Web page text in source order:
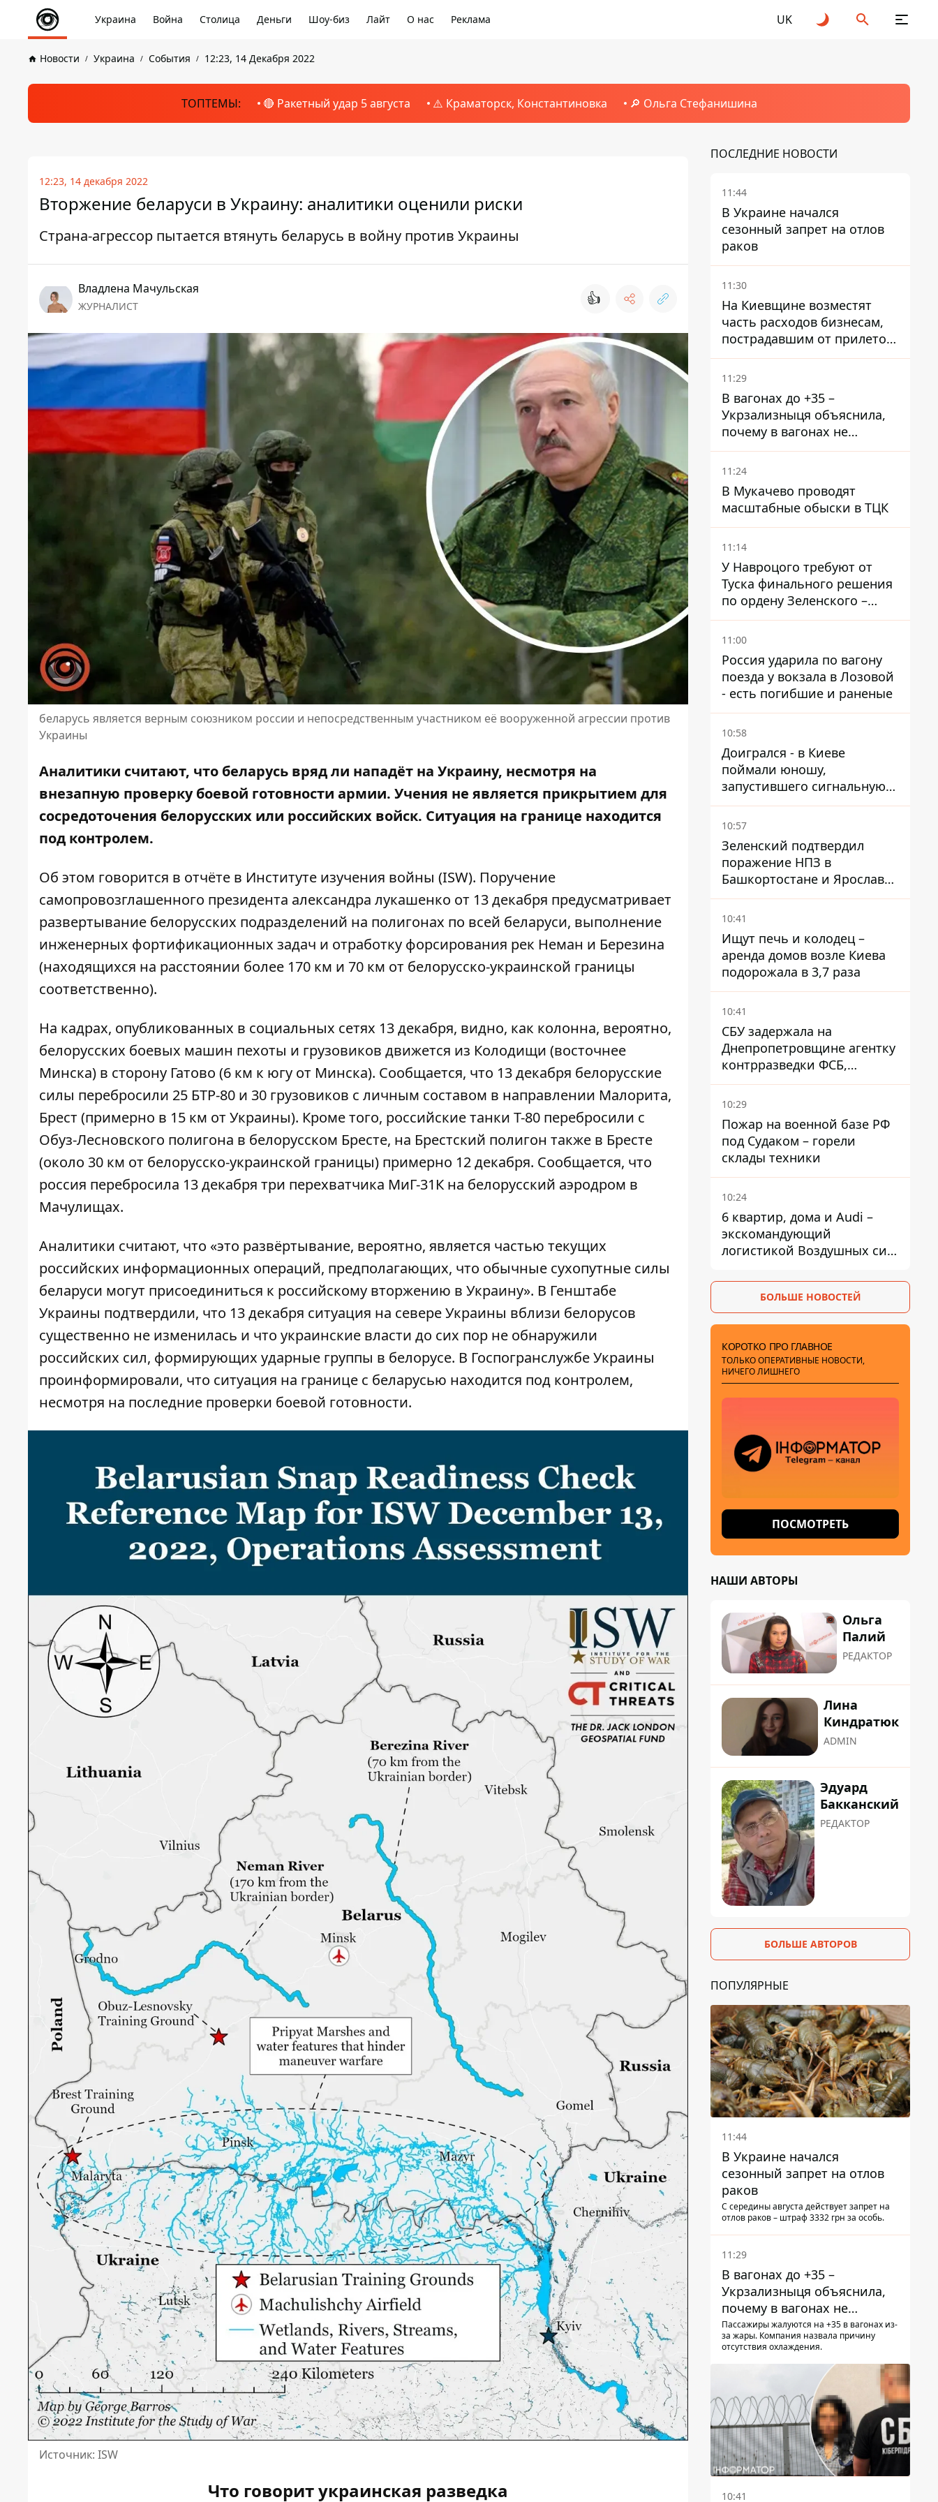
Украина Война Столица Деньги Шоу-биз Лайт О нас Реклама UK
Новости Украина События 12:23, 14 Декабря 2022
ТОПТЕМЫ: 🔴 Ракетный удар 5 августа ⚠️ Краматорск, Константиновка 🔎 Ольга Стефанишина
12:23, 14 декабря 2022
Вторжение беларуси в Украину: аналитики оценили риски
Страна-агрессор пытается втянуть беларусь в войну против Украины
Владлена Мачульская
ЖУРНАЛИСТ 👍
беларусь является верным союзником россии и непосредственным участником её вооруженной агрессии против
Украины
Аналитики считают, что беларусь вряд ли нападёт на Украину, несмотря на
внезапную проверку боевой готовности армии. Учения не является прикрытием для
сосредоточения белорусских или российских войск. Ситуация на границе находится
под контролем.
Об этом говорится в отчёте в Институте изучения войны (ISW). Поручение
самопровозглашенного президента александра лукашенко от 13 декабря предусматривает
развертывание белорусских подразделений на полигонах по всей беларуси, выполнение
инженерных фортификационных задач и отработку форсирования рек Неман и Березина
(находящихся на расстоянии более 170 км и 70 км от белорусско-украинской границы
соответственно).
На кадрах, опубликованных в социальных сетях 13 декабря, видно, как колонна, вероятно,
белорусских боевых машин пехоты и грузовиков движется из Колодищи (восточнее
Минска) в сторону Гатово (6 км к югу от Минска). Сообщается, что 13 декабря белорусские
силы перебросили 25 БТР-80 и 30 грузовиков с личным составом в направлении Малорита,
Брест (примерно в 15 км от Украины). Кроме того, российские танки Т-80 перебросили с
Обуз-Лесновского полигона в белорусском Бресте, на Брестский полигон также в Бресте
(около 30 км от белорусско-украинской границы) примерно 12 декабря. Сообщается, что
россия перебросила 13 декабря три перехватчика МиГ-31К на белорусский аэродром в
Мачулищах.
Аналитики считают, что «это развёртывание, вероятно, является частью текущих
российских информационных операций, предполагающих, что обычные сухопутные силы
беларуси могут присоединиться к российскому вторжению в Украину». В Генштабе
Украины подтвердили, что 13 декабря ситуация на севере Украины вблизи белорусов
существенно не изменилась и что украинские власти до сих пор не обнаружили
российских сил, формирующих ударные группы в белорусе. В Госпогранслужбе Украины
проинформировали, что ситуация на границе с беларусью находится под контролем,
несмотря на последние проверки боевой готовности.
Источник: ISW
Что говорит украинская разведка
ПОСЛЕДНИЕ НОВОСТИ
11:44
В Украине начался
сезонный запрет на отлов
раков
11:30
На Киевщине возместят
часть расходов бизнесам,
пострадавшим от прилетов
ракет
11:29
В вагонах до +35 –
Укрзализныця объяснила,
почему в вагонах не
работают кондиционеры во
время жары
11:24
В Мукачево проводят
масштабные обыски в ТЦК
11:14
У Навроцого требуют от
Туска финального решения
по ордену Зеленского –
найдите в себе мужество
11:00
Россия ударила по вагону
поезда у вокзала в Лозовой
- есть погибшие и раненые
10:58
Доигрался - в Киеве
поймали юношу,
запустившего сигнальную
ракету, чтобы порадовать
девушек
10:57
Зеленский подтвердил
поражение НПЗ в
Башкортостане и Ярославле
- видео
10:41
Ищут печь и колодец –
аренда домов возле Киева
подорожала в 3,7 раза
10:41
СБУ задержала на
Днепропетровщине агентку
контрразведки ФСБ,
готовившую теракты –
шпионила за военными
10:29
Пожар на военной базе РФ
под Судаком – горели
склады техники
10:24
6 квартир, дома и Audi –
экскомандующий
логистикой Воздушных сил
подозрение
БОЛЬШЕ НОВОСТЕЙ
КОРОТКО ПРО ГЛАВНОЕ
ТОЛЬКО ОПЕРАТИВНЫЕ НОВОСТИ,
НИЧЕГО ЛИШНЕГО
ПОСМОТРЕТЬ
НАШИ АВТОРЫ
Ольга
Палий
РЕДАКТОР
Лина
Киндратюк
ADMIN
Эдуард
Бакканский
РЕДАКТОР
БОЛЬШЕ АВТОРОВ
ПОПУЛЯРНЫЕ
11:44
В Украине начался
сезонный запрет на отлов
раков
С середины августа действует запрет на
отлов раков – штраф 3332 грн за особь.
11:29
В вагонах до +35 –
Укрзализныця объяснила,
почему в вагонах не
работают кондиционеры во
время жары
Пассажиры жалуются на +35 в вагонах из-
за жары. Компания назвала причину
отсутствия охлаждения.
10:41